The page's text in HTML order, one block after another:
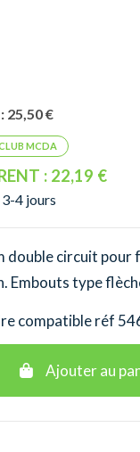
25,50 €
: 22,19 €
4 jours
double circuit
Embouts type
compatible réf
Ajouter au